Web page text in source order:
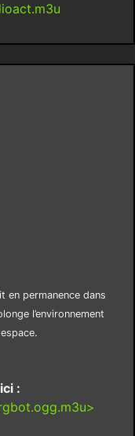
en permanence dans
l’environnement
: